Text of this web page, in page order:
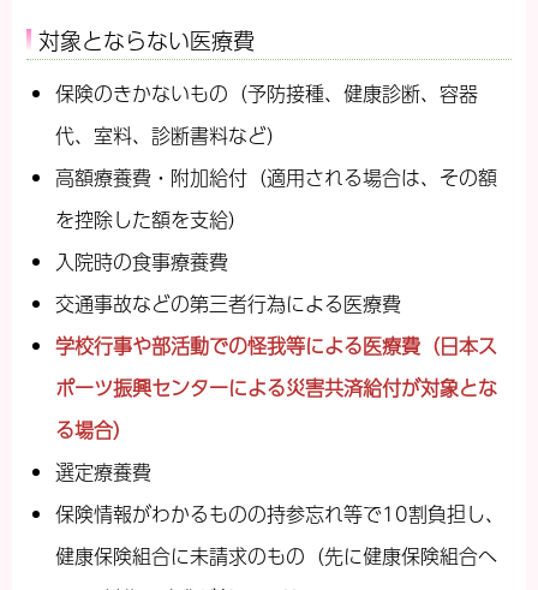
対象とならない医療費
保険のきかないもの（予防接種、健康診断、容器
代、室料、診断書料など）
高額療養費・附加給付（適用される場合は、その額
を控除した額を支給）
入院時の食事療養費
交通事故などの第三者行為による医療費
学校行事や部活動での怪我等による医療費 （日本ス
ポーツ振興センターによる災害共済給付が対象とな
る場合）
選定療養費
保険情報がわかるものの持参忘れ等で10割負担し、
健康保険組合に未請求のもの（先に健康保険組合へ